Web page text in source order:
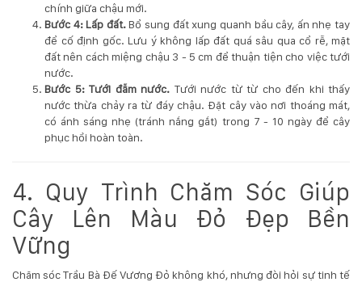
chính giữa chậu mới.
Bước 4: Lấp đất.Bổ sung đất xung quanh bầu cây, ấn nhẹ tay
để cố định gốc. Lưu ý không lấp đất quá sâu qua cổ rễ, mặt
đất nên cách miệng chậu 3 - 5 cm để thuận tiện cho việc tưới
nước.
Bước 5: Tưới đẫm nước. Tưới nước từ từ cho đến khi thấy
nước thừa chảy ra từ đáy chậu. Đặt cây vào nơi thoáng mát,
có ánh sáng nhẹ (tránh nắng gắt) trong 7 - 10 ngày để cây
phục hồi hoàn toàn.
4. Quy Trình Chăm Sóc Giúp
Cây Lên Màu Đỏ Đẹp Bền
Vững
Chăm sóc Trầu Bà Đế Vương Đỏ không khó, nhưng đòi hỏi sự tinh tế